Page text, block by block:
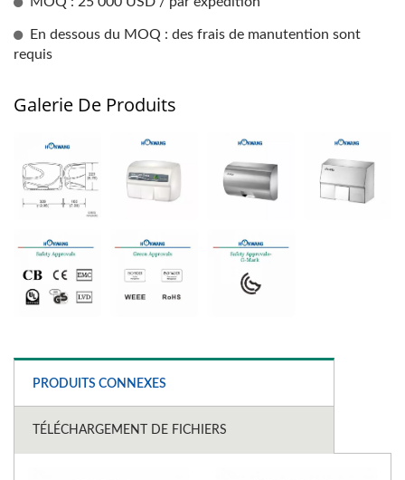
En dessous du MOQ : des frais de manutention sont
requis
Galerie De Produits
PRODUITS CONNEXES
TÉLÉCHARGEMENT DE FICHIERS